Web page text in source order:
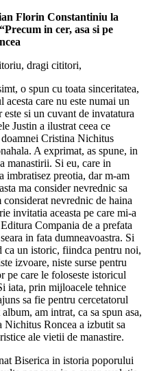
Florin Constantiniu la
in cer, asa si pe
dragi cititori,
o spun cu toata sinceritatea,
care nu este numai un
si un cuvant de invatatura
Justin a ilustrat ceea ce
Cristina Nichitus
A exprimat, as spune, in
manastirii. Si eu, care in
imbratisez preotia, dar m-am
ma consider nevrednic sa
nevrednic de haina
invitatia aceasta pe care mi-a
Compania de a prefata
in fata dumneavoastra. Si
un istoric, fiindca pentru noi,
izvoare, niste surse pentru
pe care le foloseste istoricul
iata, prin mijloacele tehnice
sa fie pentru cercetatorul
am intrat, ca sa spun asa,
Nichitus Roncea a izbutit sa
ale vietii de manastire.
Biserica in istoria poporului